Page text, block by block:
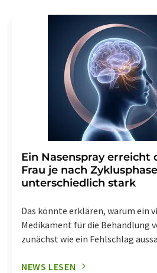
Ein Nasenspray erreicht
Frau je nach Zyklusphase
unterschiedlich stark
Das könnte erklären, warum ein
Medikament für die Behandlung
zunächst wie ein Fehlschlag
NEWS LESEN